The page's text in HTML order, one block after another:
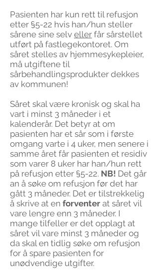
Pasienten har kun rett til refusjon
etter §5-22 hvis han/hun steller
sårene sine selv eller får sårstellet
utført på fastlegekontoret. Om
såret stelles av hjemmesykepleier,
må utgiftene til
sårbehandlingsprodukter dekkes
av kommunen!
Såret skal være kronisk og skal ha
vart i minst 3 måneder i et
kalenderår. Det betyr at om
pasienten har et sår som i første
omgang varte i 4 uker, men senere i
samme året får pasienten et residiv
som varer 8 uker har han/hun rett
på refusjon etter §5-22. NB! Det går
an å søke om refusjon før det har
gått 3 måneder. Det er tilstrekkelig
å skrive at en forventer at såret vil
vare lengre enn 3 måneder. I
mange tilfeller er det opplagt at
såret vil vare minst 3 måneder og
da skal en tidlig søke om refusjon
for å spare pasienten for
unødvendige utgifter.